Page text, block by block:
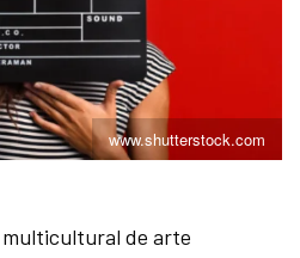
www.shutterstock.com
de arte